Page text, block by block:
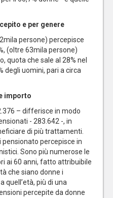
e per genere
persone) percepisce
(oltre 63mila persone)
quota che sale al 28% nel
degli uomini, pari a circa
importo
– differisce in modo
- 283.642 -, in
di più trattamenti.
percepisce in
Sono più numerose le
ai 60 anni, fatto attribuibile
che siano donne i
quell’età, più di una
percepite da donne